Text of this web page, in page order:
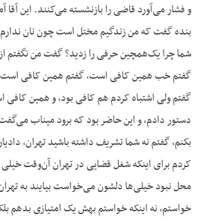
و فشار می‌آورد قاضی را بازنشسته می‌کنند. این آقا
بنده گفت که من زندگیم مختل است چون نان ندارم
شما چرا یک‌همچین حرفی را زدید؟ گفت من نگفتم
گفتم خب همین کافی است، گفتم همین کافی است
گفتم ولی اشتباه کردم هم کافی بود، و همین کافی
دستور دادم، و این حاضر بود که برود میناب
بکنم، گفتم نه شما تشریف داشته باشید تهران،
کردم برای این‏که شغل قضایی در تهران آن‌وقت
محل نبود خیلی‌ها دلشون می‌خواست بیایند به
خواستم، نه این‏که خواستم بهش یک امتیازی بدهم